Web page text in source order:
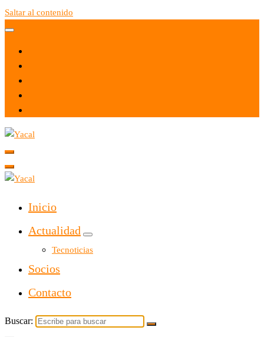
Saltar al contenido
Yacal micro hosting
Inicio
Actualidad
Tecnoticias
Socios
Contacto
Buscar: